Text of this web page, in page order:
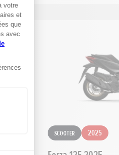
Scooter 2025